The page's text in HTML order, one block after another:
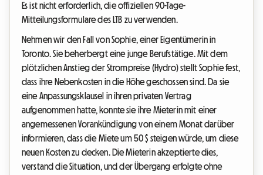
Es ist nicht erforderlich, die offiziellen 90-Tage-
Mitteilungsformulare des LTB zu verwenden.
Nehmen wir den Fall von Sophie, einer Eigentümerin in
Toronto. Sie beherbergt eine junge Berufstätige. Mit dem
plötzlichen Anstieg der Strompreise (Hydro) stellt Sophie fest,
dass ihre Nebenkosten in die Höhe geschossen sind. Da sie
eine Anpassungsklausel in ihren privaten Vertrag
aufgenommen hatte, konnte sie ihre Mieterin mit einer
angemessenen Vorankündigung von einem Monat darüber
informieren, dass die Miete um 50 $ steigen würde, um diese
neuen Kosten zu decken. Die Mieterin akzeptierte dies,
verstand die Situation, und der Übergang erfolgte ohne